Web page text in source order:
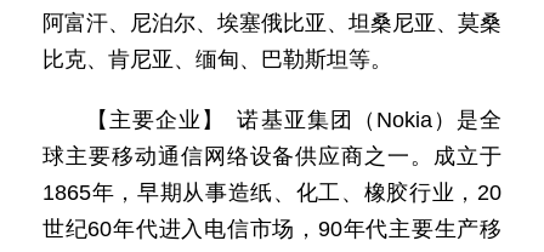
阿富汗、尼泊尔、埃塞俄比亚、坦桑尼亚、莫桑
比克、肯尼亚、缅甸、巴勒斯坦等。
【主要企业】 诺基亚集团（Nokia）是全
球主要移动通信网络设备供应商之一。成立于
1865年，早期从事造纸、化工、橡胶行业，20
世纪60年代进入电信市场，90年代主要生产移